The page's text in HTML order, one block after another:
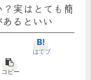
実はとても簡
るといい
はてブ
コピー